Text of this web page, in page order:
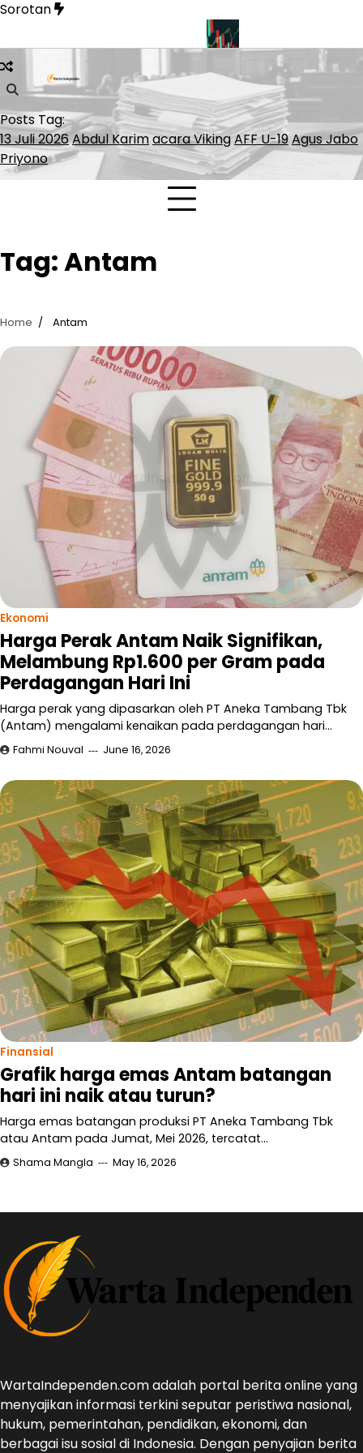
Skip
content
Sorotan
Soal Pelayaran Selat Hormuz INDEF: Merah Putih Bond
Posts Tag:
13 Juli 2026Abdul Karimacara VikingAFF U-19Agus Jabo
Priyono
Tag:Antam
Home Antam
Ekonomi
Harga Perak Antam Naik Signifikan,
Melambung Rp1.600 per Gram pada
Perdagangan Hari Ini
Harga perak yang dipasarkan oleh PT Aneka Tambang Tbk
(Antam) mengalami kenaikan pada perdagangan hari…
Fahmi Nouval June 16, 2026
Finansial
Grafik harga emas Antam batangan
hari ini naik atau turun?
Harga emas batangan produksi PT Aneka Tambang Tbk
atau Antam pada Jumat, Mei 2026, tercatat…
Shama Mangla May 16, 2026
WartaIndependen.com adalah portal berita online yang
menyajikan informasi terkini seputar peristiwa nasional,
hukum, pemerintahan, pendidikan, ekonomi, dan
berbagai isu sosial di Indonesia. Dengan penyajian berita